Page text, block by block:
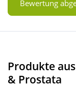
Bewertung
Produkte
& Prostata